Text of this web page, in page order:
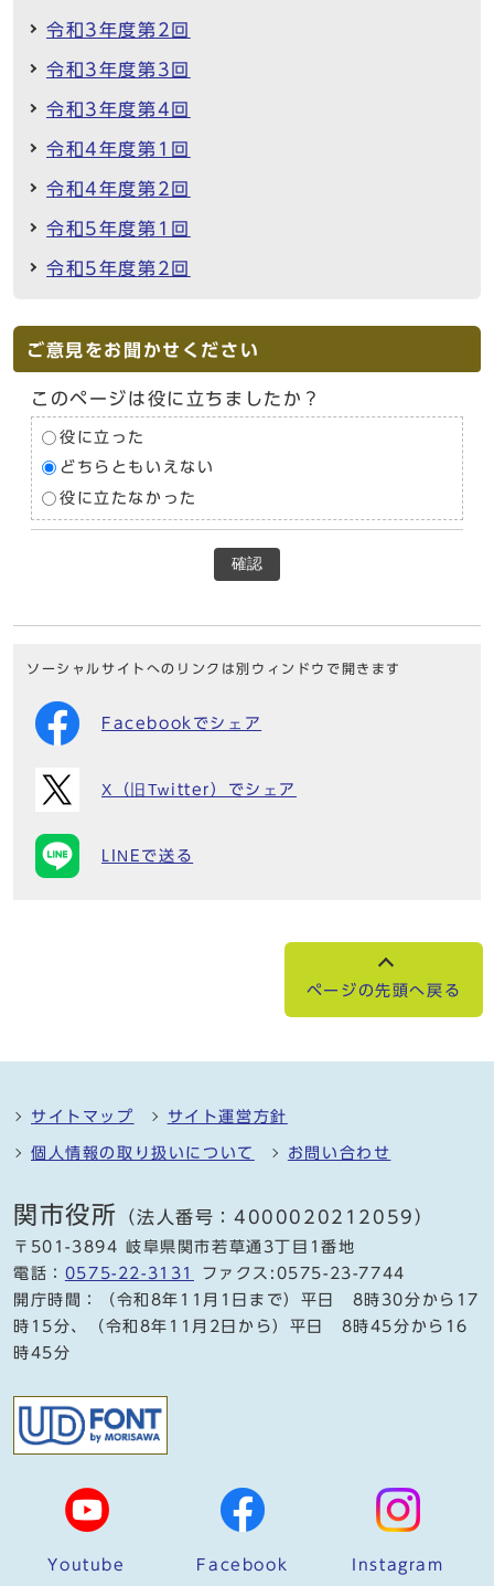
令和3年度第2回
令和3年度第3回
令和3年度第4回
令和4年度第1回
令和4年度第2回
令和5年度第1回
令和5年度第2回
ご意見をお聞かせください
このページは役に立ちましたか？
役に立った
どちらともいえない
役に立たなかった
確認
ソーシャルサイトへのリンクは別ウィンドウで開きます
Facebookでシェア
X（旧Twitter）でシェア
LINEで送る
ページの先頭へ戻る
サイトマップ サイト運営方針
個人情報の取り扱いについて お問い合わせ
関市役所 （法人番号：4000020212059）
〒501-3894 岐阜県関市若草通3丁目1番地
電話： 0575-22-3131
ファクス:0575-23-7744
開庁時間：（令和8年11月1日まで）平日 8時30分から17
時15分、（令和8年11月2日から）平日 8時45分から16
時45分
Youtube Facebook Instagram